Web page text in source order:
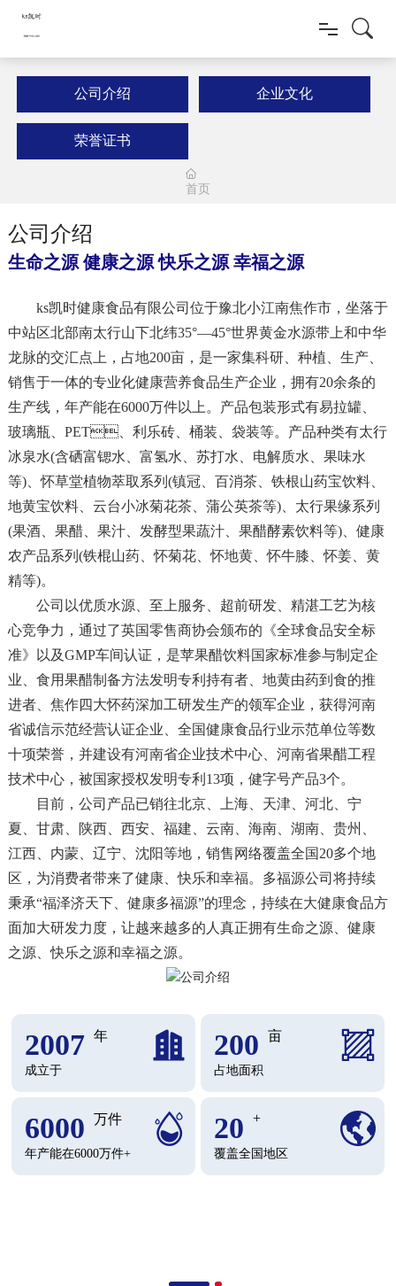
首页
新质多福源
健康产品
科研创新
人才招聘
联系我们
公司介绍 企业文化
荣誉证书
首页
公司介绍
生命之源 健康之源 快乐之源 幸福之源
ks凯时健康食品有限公司位于豫北小江南焦作市，坐落于
中站区北部南太行山下北纬35°—45°世界黄金水源带上和中华
龙脉的交汇点上，占地200亩，是一家集科研、种植、生产、
销售于一体的专业化健康营养食品生产企业，拥有20余条的
生产线，年产能在6000万件以上。产品包装形式有易拉罐、
玻璃瓶、PET、利乐砖、桶装、袋装等。产品种类有太行
冰泉水(含硒富锶水、富氢水、苏打水、电解质水、果味水
等)、怀草堂植物萃取系列(镇冠、百消茶、铁根山药宝饮料、
地黄宝饮料、云台小冰菊花茶、蒲公英茶等)、太行果缘系列
(果酒、果醋、果汁、发酵型果蔬汁、果醋酵素饮料等)、健康
农产品系列(铁棍山药、怀菊花、怀地黄、怀牛膝、怀姜、黄
精等)。
公司以优质水源、至上服务、超前研发、精湛工艺为核
心竞争力，通过了英国零售商协会颁布的《全球食品安全标
准》以及GMP车间认证，是苹果醋饮料国家标准参与制定企
业、食用果醋制备方法发明专利持有者、地黄由药到食的推
进者、焦作四大怀药深加工研发生产的领军企业，获得河南
省诚信示范经营认证企业、全国健康食品行业示范单位等数
十项荣誉，并建设有河南省企业技术中心、河南省果醋工程
技术中心，被国家授权发明专利13项，健字号产品3个。
目前，公司产品已销往北京、上海、天津、河北、宁
夏、甘肃、陕西、西安、福建、云南、海南、湖南、贵州、
江西、内蒙、辽宁、沈阳等地，销售网络覆盖全国20多个地
区，为消费者带来了健康、快乐和幸福。多福源公司将持续
秉承“福泽济天下、健康多福源”的理念，持续在大健康食品方
面加大研发力度，让越来越多的人真正拥有生命之源、健康
之源、快乐之源和幸福之源。
2007 年
成立于
200 亩
占地面积
6000 万件
年产能在6000万件+
20 +
覆盖全国地区